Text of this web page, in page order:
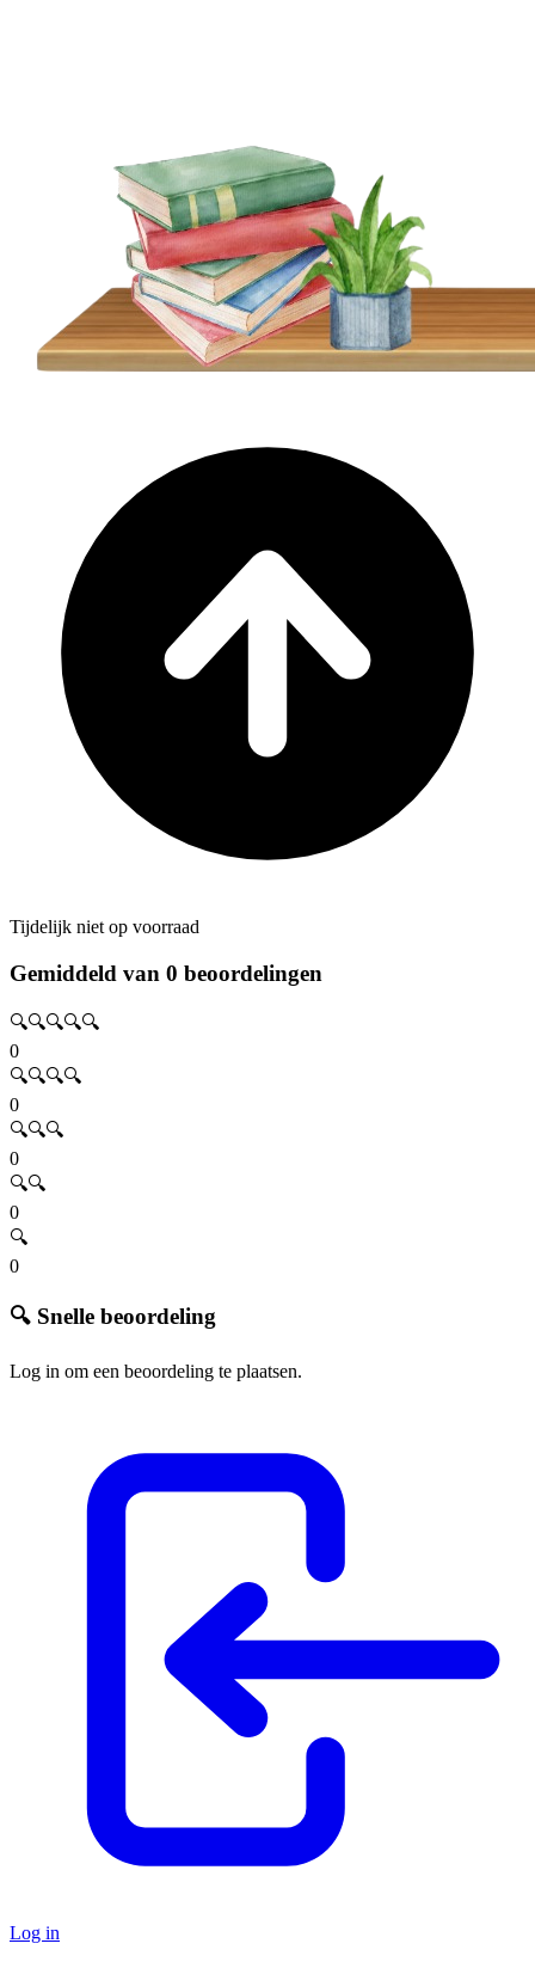
Tijdelijk niet op voorraad
Gemiddeld van 0 beoordelingen
🔍🔍🔍🔍🔍
0
🔍🔍🔍🔍
0
🔍🔍🔍
0
🔍🔍
0
🔍
0
🔍 Snelle beoordeling
Log in om een beoordeling te plaatsen.
Log in